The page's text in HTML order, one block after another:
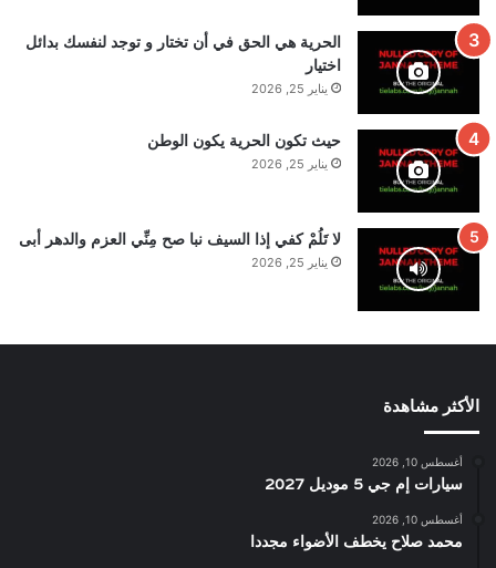
الحرية هي الحق في أن تختار و توجد لنفسك بدائل
اختيار
يناير 25, 2026
حيث تكون الحرية يكون الوطن
يناير 25, 2026
لا تَلُمْ كفي إذا السيف نبا صح مِنِّي العزم والدهر أبى
يناير 25, 2026
الأكثر مشاهدة
أغسطس 10, 2026
سيارات إم جي 5 موديل 2027
أغسطس 10, 2026
محمد صلاح يخطف الأضواء مجددا